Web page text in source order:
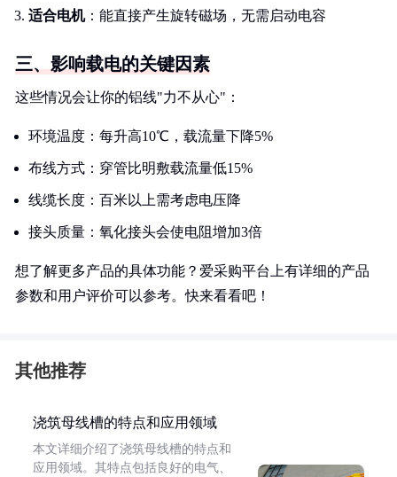
适合电机：能直接产生旋转磁场，无需启动电容
三、影响载电的关键因素
这些情况会让你的铝线"力不从心"：
环境温度：每升高10℃，载流量下降5%
布线方式：穿管比明敷载流量低15%
线缆长度：百米以上需考虑电压降
接头质量：氧化接头会使电阻增加3倍
想了解更多产品的具体功能？爱采购平台上有详细的产品
参数和用户评价可以参考。快来看看吧！
其他推荐
浇筑母线槽的特点和应用领域
本文详细介绍了浇筑母线槽的特点和
应用领域。其特点包括良好的电气、